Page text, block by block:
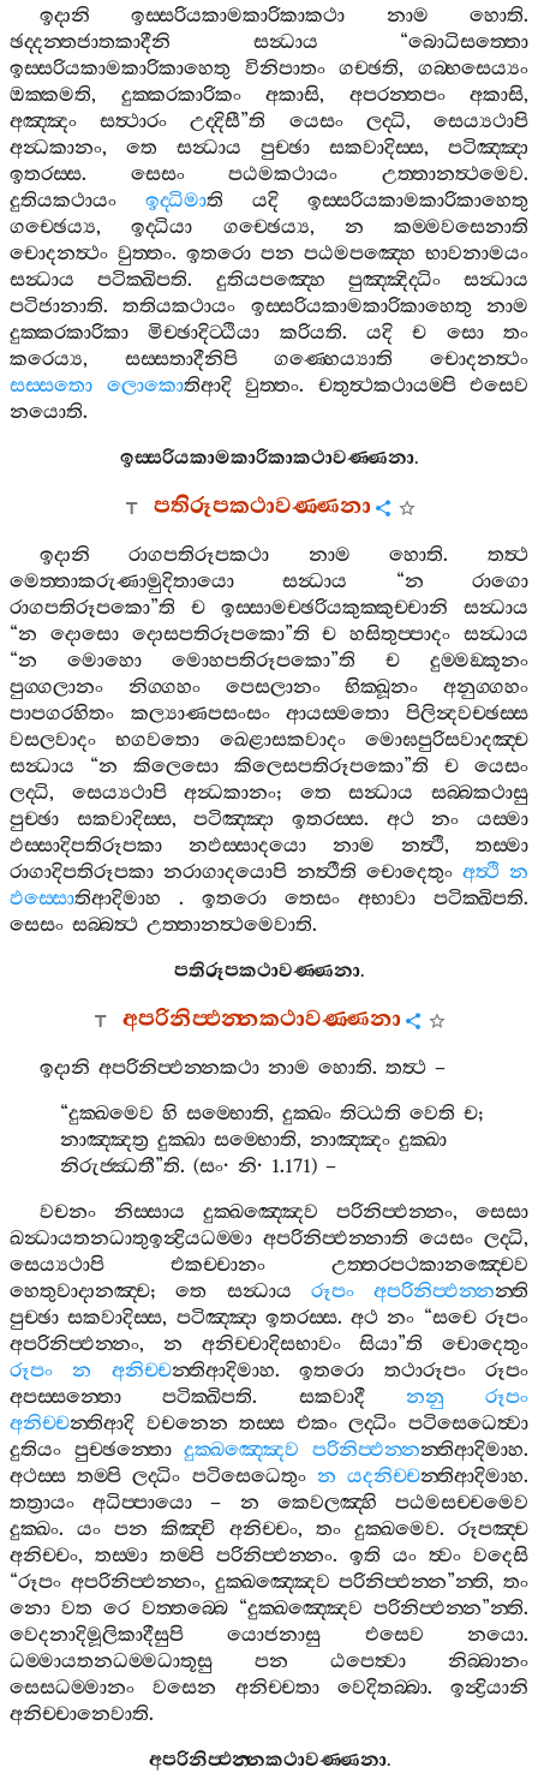
ඉදානි ඉස‍්සරියකාමකාරිකාකථා නාම හොති.
ඡද‍්දන‍්තජාතකාදීනි
සන්‍ධාය “බොධිසත‍්තො
ඉස‍්සරියකාමකාරිකාහෙතු
විනිපාතං ගච‍්ඡති,ගබ‍්භසෙය්‍යං
ඔක‍්කමති, දුක‍්කරකාරිකං අකාසි, අපරන‍්තපං අකාසි,
අඤ‍්ඤං
සත්‍ථාරං උද‍්දිසී”ති යෙසං ලද‍්ධි,සෙය්‍යථාපි
අන්‍ධකානං, තෙ සන්‍ධාය පුච‍්ඡා සකවාදිස‍්ස, පටිඤ‍්ඤා
ඉතරස‍්ස. සෙසං පඨමකථායං උත‍්තානත්‍ථමෙව.
දුතියකථායං
ඉද‍්ධිමාති යදි
ඉස‍්සරියකාමකාරිකාහෙතු
ගච‍්ඡෙය්‍ය,ඉද‍්ධියා ගච‍්ඡෙය්‍ය, න
කම‍්මවසෙනාති
චොදනත්‍ථං වුත‍්තං. ඉතරො පන පඨමපඤ‍්හෙ භාවනාමයං
සන්‍ධාය
පටික‍්ඛිපති. දුතියපඤ‍්හෙ පුඤ‍්ඤිද‍්ධිං
සන්‍ධාය
පටිජානාති.තතියකථායං ඉස‍්සරියකාමකාරිකාහෙතු
නාම
දුක‍්කරකාරිකා
මිච‍්ඡාදිට‍්ඨියා කරියති.යදි ච සො
තං
කරෙය්‍ය, සස‍්සතාදීනිපි ගණ‍්හෙය්‍යාති
චොදනත්‍ථං
සස‍්සතො
ලොකොතිආදි වුත‍්තං. චතුත්‍ථකථායම‍්පි
එසෙව
නයොති.
ඉස‍්සරියකාමකාරිකාකථාවණ‍්ණනා.
පතිරූපකථාවණ‍්ණනා
ඉදානි රාගපතිරූපකථා නාම හොති. තත්‍ථ
මෙත‍්තාකරුණාමුදිතායො
සන්‍ධාය “න
රාගො
රාගපතිරූපකො”ති ච ඉස‍්සාමච‍්ඡරියකුක‍්කුච‍්චානි
සන්‍ධාය
“න දොසො දොසපතිරූපකො”ති ච හසිතුප‍්පාදං සන්‍ධාය
“න මොහො මොහපතිරූපකො”ති ච
දුම‍්මඞ‍්කූනං
පුග‍්ගලානං
නිග‍්ගහං පෙසලානං භික‍්ඛූනං
අනුග‍්ගහං
පාපගරහිතං
කල්‍යාණපසංසං ආයස‍්මතො
පිලින්‍දවච‍්ඡස‍්ස
වසලවාදං
භගවතො ඛෙළාසකවාදං
මොඝපුරිසවාදඤ‍්ච
සන්‍ධාය “න කිලෙසො කිලෙසපතිරූපකො”ති ච
යෙසං
ලද‍්ධි, සෙය්‍යථාපි අන්‍ධකානං; තෙ සන්‍ධාය
සබ‍්බකථාසු
පුච‍්ඡා
සකවාදිස‍්ස,පටිඤ‍්ඤා ඉතරස‍්ස. අථ නං
යස‍්මා
ඵස‍්සාදිපතිරූපකා
නඵස‍්සාදයො නාම නත්‍ථි, තස‍්මා
රාගාදිපතිරූපකා නරාගාදයොපි නත්‍ථීති චොදෙතුං අත්‍ථි න
ඵස‍්සොතිආදිමාහ . ඉතරො තෙසං අභාවා පටික‍්ඛිපති.
සෙසං සබ‍්බත්‍ථ උත‍්තානත්‍ථමෙවාති.
පතිරූපකථාවණ‍්ණනා.
අපරිනිප‍්ඵන‍්නකථාවණ‍්ණනා
ඉදානි අපරිනිප‍්ඵන‍්නකථා නාම හොති. තත්‍ථ–
“දුක‍්ඛමෙව හි සම‍්භොති,දුක‍්ඛං තිට‍්ඨති වෙති ච;
නාඤ‍්ඤත්‍ර දුක‍්ඛා සම‍්භොති,නාඤ‍්ඤං දුක‍්ඛා
නිරුජ‍්ඣතී”ති. (සං·නි· 1.171) –
වචනං
නිස‍්සාය දුක‍්ඛඤ‍්ඤෙව පරිනිප‍්ඵන‍්නං, සෙසා
ඛන්‍ධායතනධාතුඉන්‍ද්‍රියධම‍්මා අපරිනිප‍්ඵන‍්නාති යෙසං ලද‍්ධි,
සෙය්‍යථාපි
එකච‍්චානං
උත‍්තරපථකානඤ‍්චෙව
හෙතුවාදානඤ‍්ච;තෙ සන්‍ධාය රූපං අපරිනිප‍්ඵන‍්නන‍්ති
පුච‍්ඡා සකවාදිස‍්ස, පටිඤ‍්ඤා ඉතරස‍්ස.අථ නං “සචෙ රූපං
අපරිනිප‍්ඵන‍්නං, න අනිච‍්චාදිසභාවං සියා”ති
චොදෙතුං
රූපං
න අනිච‍්චන‍්තිආදිමාහ.ඉතරො තථාරූපං
රූපං
අපස‍්සන‍්තො
පටික‍්ඛිපති. සකවාදී නනු
රූපං
අනිච‍්චන‍්තිආදි වචනෙන තස‍්ස එකං ලද‍්ධිං පටිසෙධෙත්‍වා
දුතියං පුච‍්ඡන‍්තො දුක‍්ඛඤ‍්ඤෙව පරිනිප‍්ඵන‍්නන‍්තිආදිමාහ.
අථස‍්ස තම‍්පි ලද‍්ධිං පටිසෙධෙතුං න යදනිච‍්චන‍්තිආදිමාහ.
තත්‍රායං
අධිප‍්පායො – න කෙවලඤ‍්හි
පඨමසච‍්චමෙව
දුක‍්ඛං.යං පන කිඤ‍්චි අනිච‍්චං, තං දුක‍්ඛමෙව.රූපඤ‍්ච
අනිච‍්චං, තස‍්මා තම‍්පි පරිනිප‍්ඵන‍්නං. ඉති යං ත්‍වං වදෙසි
“රූපං අපරිනිප‍්ඵන‍්නං, දුක‍්ඛඤ‍්ඤෙව පරිනිප‍්ඵන‍්න”න‍්ති, තං
නො වත රෙ වත‍්තබ‍්බෙ“දුක‍්ඛඤ‍්ඤෙව පරිනිප‍්ඵන‍්න”න‍්ති.
වෙදනාදිමූලිකාදීසුපි
යොජනාසු එසෙව නයො.
ධම‍්මායතනධම‍්මධාතූසු
පන ඨපෙත්‍වා
නිබ‍්බානං
සෙසධම‍්මානං
වසෙන අනිච‍්චතා වෙදිතබ‍්බා. ඉන්‍ද්‍රියානි
අනිච‍්චානෙවාති.
අපරිනිප‍්ඵන‍්නකථාවණ‍්ණනා.